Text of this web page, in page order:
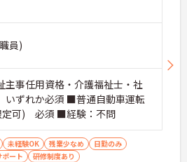
員)
事任用資格・介護福祉士・社
ずれか必須 ■普通自動車運転
定可) 必須 ■経験：不問
未経験OK 残業少なめ
日勤のみ
ート
研修制度あり